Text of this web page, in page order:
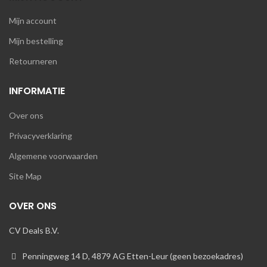
Mijn account
Mijn bestelling
Retourneren
INFORMATIE
Over ons
Privacyverklaring
Algemene voorwaarden
Site Map
OVER ONS
CV Deals B.V.
Penningweg 14 D, 4879 AG Etten-Leur (geen bezoekadres)